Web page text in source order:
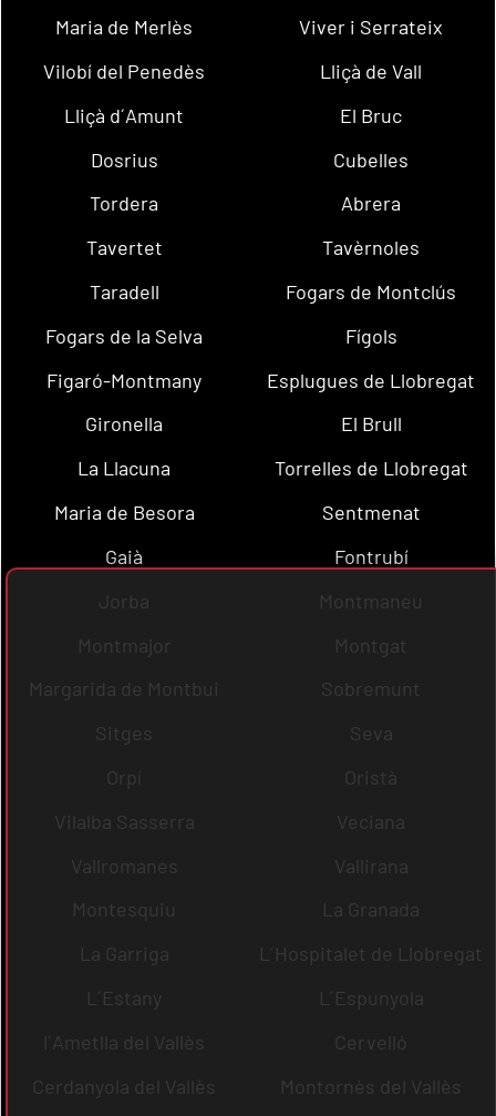
Maria de Merlès
Viver i Serrateix
Vilobí del Penedès
Lliçà de Vall
Lliçà d´Amunt
El Bruc
Dosrius
Cubelles
Tordera
Abrera
Tavertet
Tavèrnoles
Taradell
Fogars de Montclús
Fogars de la Selva
Fígols
Figaró-Montmany
Esplugues de Llobregat
Gironella
El Brull
La Llacuna
Torrelles de Llobregat
Maria de Besora
Sentmenat
Gaià
Fontrubí
Jorba
Montmaneu
Montmajor
Montgat
Margarida de Montbui
Sobremunt
Sitges
Seva
Orpí
Oristà
Vilalba Sasserra
Veciana
Vallromanes
Vallirana
Montesquiu
La Granada
La Garriga
L´Hospitalet de Llobregat
L´Estany
L´Espunyola
l´Ametlla del Vallès
Cervelló
Cerdanyola del Vallès
Montornès del Vallès